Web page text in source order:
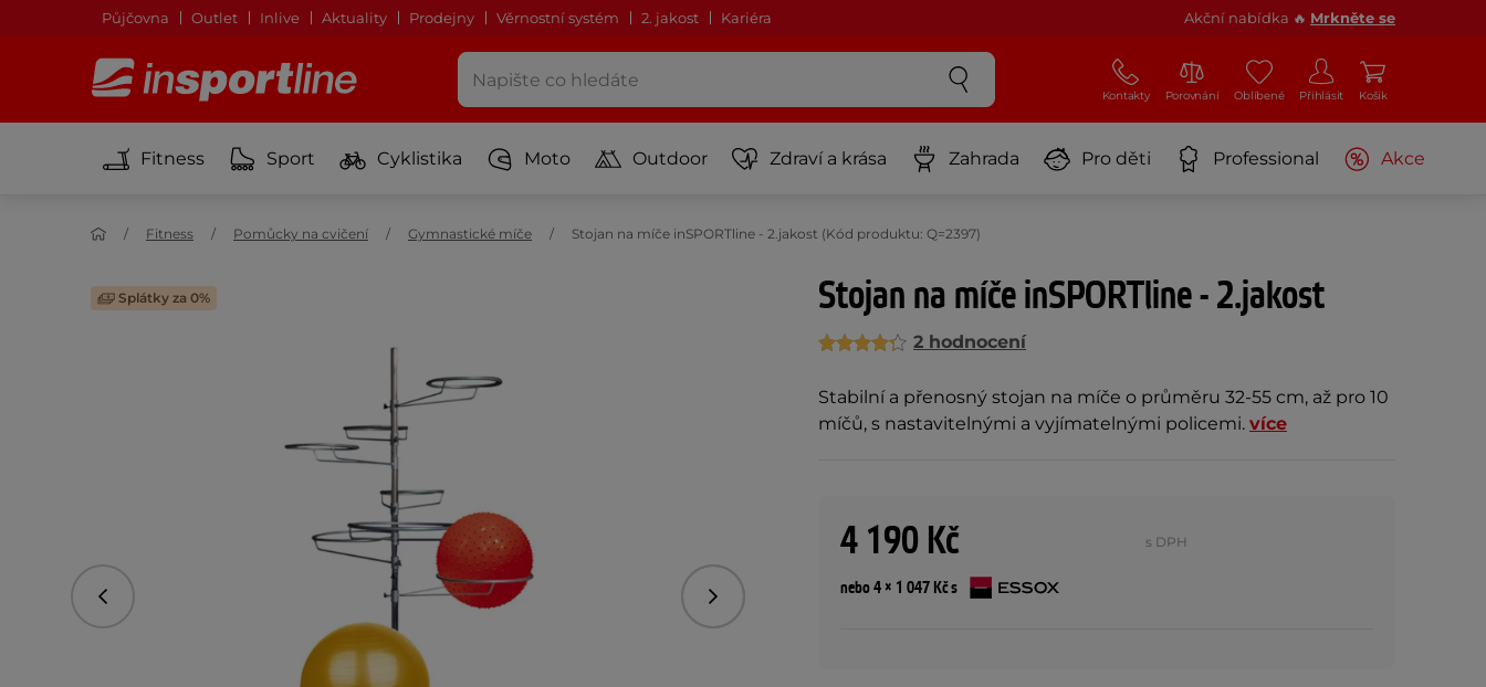
Půjčovna Outlet Inlive Aktuality Prodejny Věrnostní systém 2. jakost Kariéra Akční nabídka 🔥 Mrkněte se
Kontakty Porovnání Oblíbené Přihlásit Košík
Fitness Sport Cyklistika Moto Outdoor Zdraví a krása Zahrada Pro děti Professional Akce
Fitness Pomůcky na cvičení Gymnastické míče Stojan na míče inSPORTline - 2.jakost (Kód produktu: Q=2397)
Stojan na míče inSPORTline - 2.jakost
2 hodnocení
Stabilní a přenosný stojan na míče o průměru 32-55 cm, až pro 10
míčů, s nastavitelnými a vyjímatelnými policemi. více
Splátky za 0%
Předchozí Následující
4 190 Kč s DPH
nebo 4 × 1 047 Kč s